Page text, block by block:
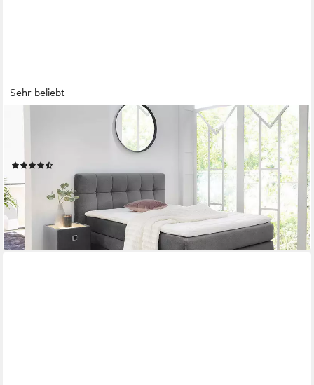
Sehr beliebt
Boxspringbett AMY in Samt, erhältlich in den Breiten 120cm &
140cm, mit Bettkasten und Topper
UVP1.599,99 €
-44%
lieferbar - in 2-3 Werktagen bei dir